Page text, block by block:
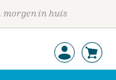
morgen in huis